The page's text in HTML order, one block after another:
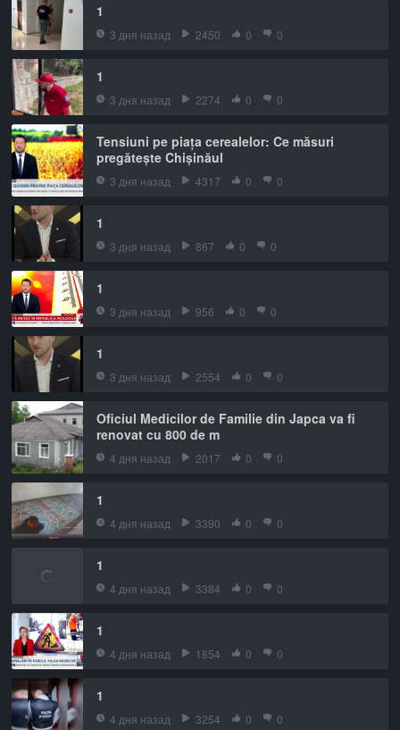
1
3 дня назад 2450 0 0
1
3 дня назад 2274 0 0
Tensiuni pe piața cerealelor: Ce măsuri
pregătește Chișinăul
3 дня назад 4317 0 0
1
3 дня назад 867 0 0
1
3 дня назад 956 0 0
1
3 дня назад 2554 0 0
Oficiul Medicilor de Familie din Japca va fi
renovat cu 800 de m
4 дня назад 2017 0 0
1
4 дня назад 3390 0 0
1
4 дня назад 3384 0 0
1
4 дня назад 1854 0 0
1
4 дня назад 3254 0 0